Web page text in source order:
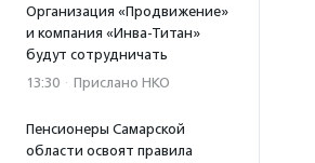
Организация «Продвижение»
и компания «Инва-Титан»
будут сотрудничать
13:30 · Прислано НКО
Пенсионеры Самарской
области освоят правила